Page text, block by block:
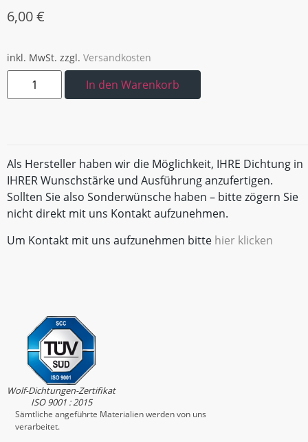
6,00€
inkl. MwSt. zzgl. Versandkosten
In den Warenkorb
Als Hersteller haben wir die Möglichkeit, IHRE Dichtung in
IHRER Wunschstärke und Ausführung anzufertigen.
Sollten Sie also Sonderwünsche haben – bitte zögern Sie
nicht direkt mit uns Kontakt aufzunehmen.
Um Kontakt mit uns aufzunehmen bitte hier klicken
Wolf-Dichtungen-Zertifikat
ISO 9001 : 2015
Sämtliche angeführte Materialien werden von uns
verarbeitet.